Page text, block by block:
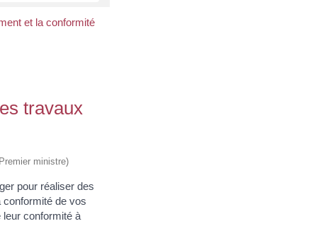
et la conformité
travaux
ministre)
pour réaliser des
de vos
conformité à